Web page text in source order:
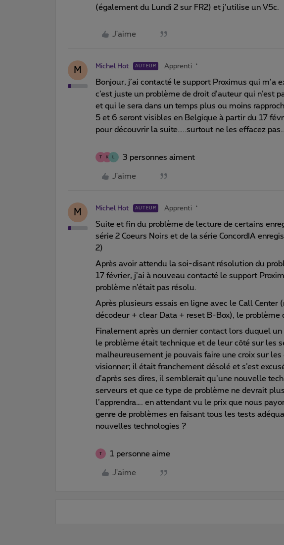
(également du Lundi 2 sur FR2) et j’utilise un V5c.
J'aime
M Michel Hot AUTEUR Apprenti
Bonjour, j’ai contacté le support Proximus qui m’a
c’est juste un problème de droit d’auteur qui n’est
et qui le sera dans un temps plus ou moins
5 et 6 seront visibles en Belgique à partir du 17
pour découvrir la suite…..surtout ne les effacez pas….
T K 3 personnes aiment
J'aime
M Michel Hot AUTEUR Apprenti
Suite et fin du problème de lecture de certains
série 2 Coeurs Noirs et de la série ConcordIA
2)
Après avoir attendu la soi-disant résolution du
17 février, j’ai à nouveau contacté le support
problème n’était pas résolu.
Après plusieurs essais en ligne avec le Call Center
décodeur + clear Data + reset B-Box), le problème
Finalement après un dernier contact lors duquel
le problème était technique et de leur côté sur les
malheureusement je pouvais faire une croix sur les
visionner; il était franchement désolé et s’est
d’après ses dires, il semblerait qu’une nouvelle
serveurs et que ce type de problème ne devrait
l’apprendra…. en attendant vu le prix que nous
genre de problèmes en faisant tous les tests
nouvelles technologies ?
T 1 personne aime
J'aime